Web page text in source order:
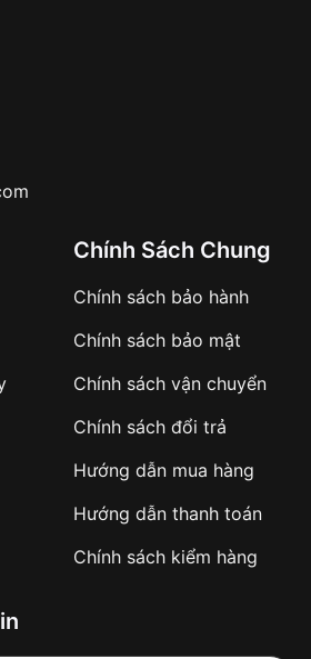
biệt
thanh toán khi nhận hàng hoặc
lý đơn hàng nhanh chóng
trạng hủy đơn không mong
Chính Sách Chung
Chính sách bảo hành
Chính sách bảo mật
Chính sách vận chuyển
Chính sách đổi trả
Hướng dẫn mua hàng
Hướng dẫn thanh toán
Chính sách kiểm hàng